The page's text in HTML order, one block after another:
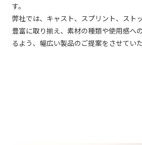
す。
弊社では、キャスト、スプリント、スト
豊富に取り揃え、素材の種類や使用感へ
るよう、幅広い製品のご提案をさせていた